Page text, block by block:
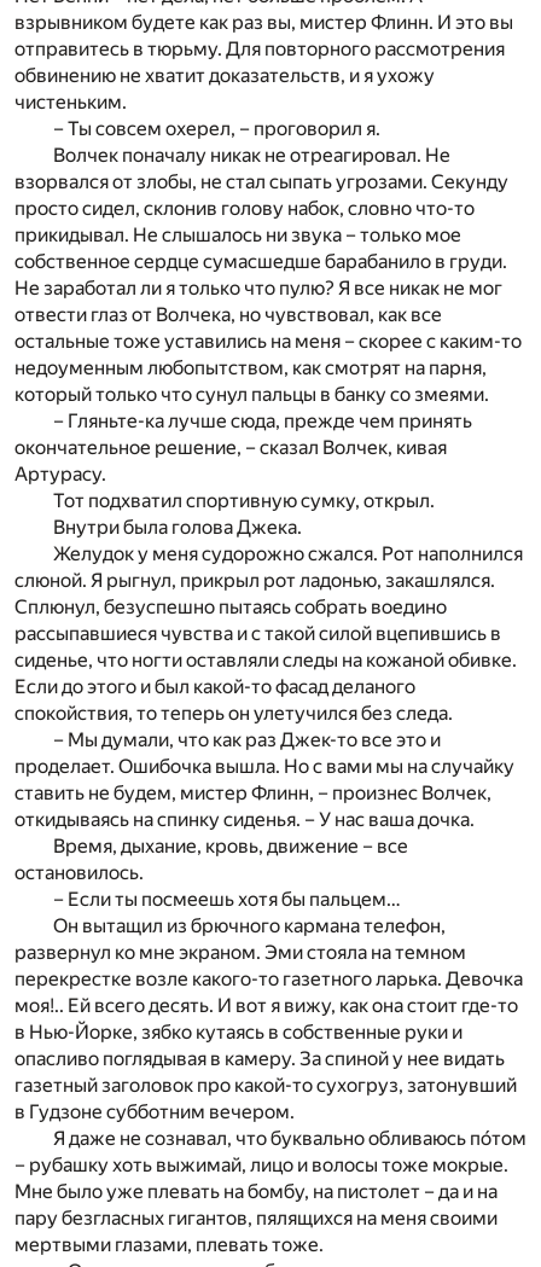
взрывником будете как раз вы, мистер Флинн. И это вы
отправитесь в тюрьму. Для повторного рассмотрения
обвинению не хватит доказательств, и я ухожу
чистеньким.
– Ты совсем охерел, – проговорил я.
Волчек поначалу никак не отреагировал. Не
взорвался от злобы, не стал сыпать угрозами. Секунду
просто сидел, склонив голову набок, словно что-то
прикидывал. Не слышалось ни звука – только мое
собственное сердце сумасшедше барабанило в груди.
Не заработал ли я только что пулю? Я все никак не мог
отвести глаз от Волчека, но чувствовал, как все
остальные тоже уставились на меня – скорее с каким-то
недоуменным любопытством, как смотрят на парня,
который только что сунул пальцы в банку со змеями.
– Гляньте-ка лучше сюда, прежде чем принять
окончательное решение, – сказал Волчек, кивая
Артурасу.
Тот подхватил спортивную сумку, открыл.
Внутри была голова Джека.
Желудок у меня судорожно сжался. Рот наполнился
слюной. Я рыгнул, прикрыл рот ладонью, закашлялся.
Сплюнул, безуспешно пытаясь собрать воедино
рассыпавшиеся чувства и с такой силой вцепившись в
сиденье, что ногти оставляли следы на кожаной обивке.
Если до этого и был какой-то фасад деланого
спокойствия, то теперь он улетучился без следа.
– Мы думали, что как раз Джек-то все это и
проделает. Ошибочка вышла. Но с вами мы на случайку
ставить не будем, мистер Флинн, – произнес Волчек,
откидываясь на спинку сиденья. – У нас ваша дочка.
Время, дыхание, кровь, движение – все
остановилось.
– Если ты посмеешь хотя бы пальцем…
Он вытащил из брючного кармана телефон,
развернул ко мне экраном. Эми стояла на темном
перекрестке возле какого-то газетного ларька. Девочка
моя!.. Ей всего десять. И вот я вижу, как она стоит где-то
в Нью-Йорке, зябко кутаясь в собственные руки и
опасливо поглядывая в камеру. За спиной у нее видать
газетный заголовок про какой-то сухогруз, затонувший
в Гудзоне субботним вечером.
Я даже не сознавал, что буквально обливаюсь по́том
– рубашку хоть выжимай, лицо и волосы тоже мокрые.
Мне было уже плевать на бомбу, на пистолет – да и на
пару безгласных гигантов, пялящихся на меня своими
мертвыми глазами, плевать тоже.